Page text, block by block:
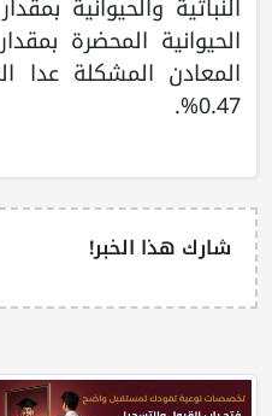
المعادن المشكلة عدا
0.47%.
شارك هذا الخبر!